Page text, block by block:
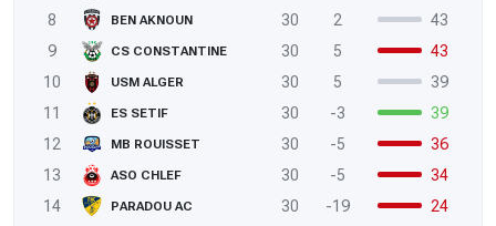
8
BEN AKNOUN 30 2
43
9
CS CONSTANTINE 30 5
43
10
USM ALGER 30 5
39
11
ES SETIF 30 -3
39
12
MB ROUISSET 30 -5
36
13
ASO CHLEF 30 -5
34
14
PARADOU AC 30 -19
24